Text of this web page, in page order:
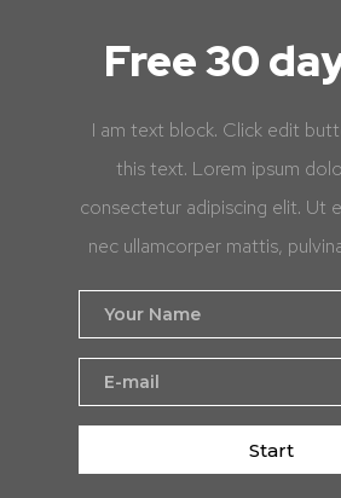
Free 30
I am text block. Click edit
this text. Lorem ipsum
consectetur adipiscing elit. Ut
nec ullamcorper mattis,
Start